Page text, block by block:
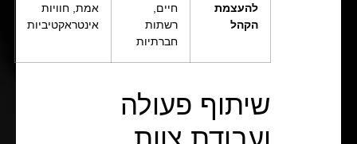
להעצמת
הקהל
חיים,
רשתות
חברתיות
אמת, חוויות
אינטראקטיביות
שיתוף פעולה